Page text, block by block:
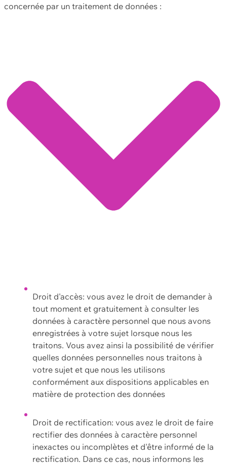
concernée par un traitement de données :
Droit d'accès: vous avez le droit de demander à
tout moment et gratuitement à consulter les
données à caractère personnel que nous avons
enregistrées à votre sujet lorsque nous les
traitons. Vous avez ainsi la possibilité de vérifier
quelles données personnelles nous traitons à
votre sujet et que nous les utilisons
conformément aux dispositions applicables en
matière de protection des données
Droit de rectification: vous avez le droit de faire
rectifier des données à caractère personnel
inexactes ou incomplètes et d'être informé de la
rectification. Dans ce cas, nous informons les